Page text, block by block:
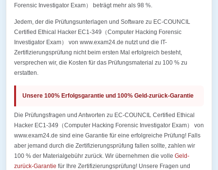
Forensic Investigator Exam） beträgt mehr als 98 %.
Jedem, der die Prüfungsunterlagen und Software zu EC-COUNCIL
Certified Ethical Hacker EC1-349（Computer Hacking Forensic
Investigator Exam） von www.exam24.de nutzt und die IT-
Zertifizierungsprüfung nicht beim ersten Mal erfolgreich besteht,
versprechen wir, die Kosten für das Prüfungsmaterial zu 100 % zu
erstatten.
Unsere 100% Erfolgsgarantie und 100% Geld-zurück-Garantie
Die Prüfungsfragen und Antworten zu EC-COUNCIL Certified Ethical
Hacker EC1-349（Computer Hacking Forensic Investigator Exam） von
www.exam24.de sind eine Garantie für eine erfolgreiche Prüfung! Falls
aber jemand durch die Zertifizierungsprüfung fallen sollte, zahlen wir
100 % der Materialgebühr zurück. Wir übernehmen die volle Geld-
zurück-Garantie für Ihre Zertifizierungsprüfung! Unsere Fragen und